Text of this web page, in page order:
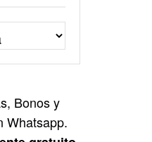
Bonos y
Whatsapp.